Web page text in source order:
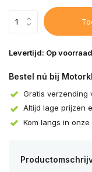
Levertijd: Op
Bestel nú bij
Gratis verzending
Altijd lage prijzen
Kom langs in